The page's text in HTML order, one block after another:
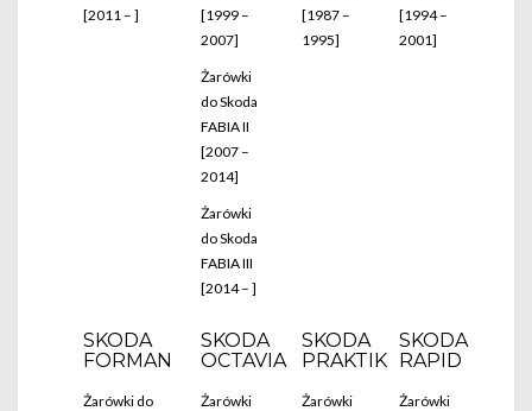
[2011 – ]
[1999 –
2007]
Żarówki
do Skoda
FABIA II
[2007 –
2014]
Żarówki
do Skoda
FABIA III
[2014 – ]
[1987 –
1995]
[1994 –
2001]
SKODA
FORMAN
Żarówki do
SKODA
OCTAVIA
Żarówki
SKODA
PRAKTIK
Żarówki
SKODA
RAPID
Żarówki